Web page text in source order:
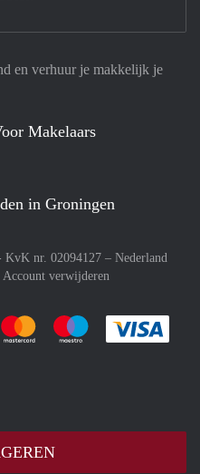
en verhuur je makkelijk je
Makelaars
in Groningen
KvK nr. 02094127 – Nederland
Account verwijderen
rekent gemakkelijk af met Paypal
Je rekent gemakkelijk af met
Je rekent